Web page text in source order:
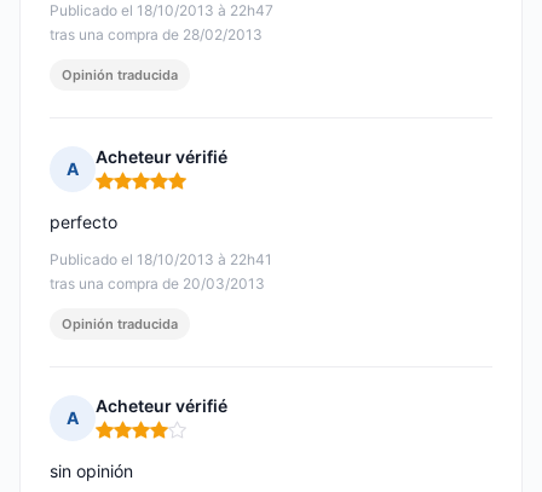
Publicado el 18/10/2013 à 22h47
tras una compra de 28/02/2013
Opinión traducida
A
Acheteur vérifié
Nota: 5 de 5
Publicado el 18/10/2013 à 22h41
tras una compra de 20/03/2013
perfecto
Opinión traducida
A
Acheteur vérifié
Nota: 4 de 5
sin opinión